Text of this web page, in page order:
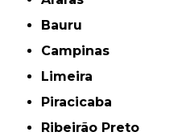
Bauru
Campinas
Limeira
Piracicaba
Ribeirão Preto